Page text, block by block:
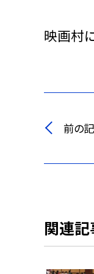
映画村
前の
関連記